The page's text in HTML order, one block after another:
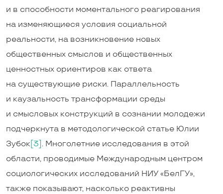
и в способности моментального реагирования
на изменяющиеся условия социальной
реальности, на возникновение новых
общественных смыслов и общественных
ценностных ориентиров как ответа
на существующие риски. Параллельность
и каузальность трансформации среды
и смысловых конструкций в сознании молодежи
подчеркнута в методологической статье Юлии
Зубок [3] . Многолетние исследования в этой
области, проводимые Международным центром
социологических исследований НИУ «БелГУ»,
также показывают, насколько реактивны